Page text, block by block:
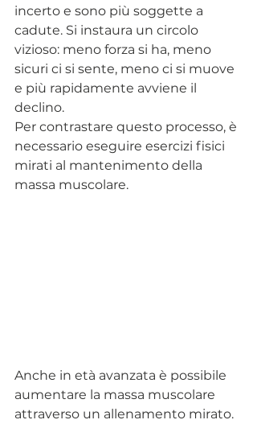
incerto e sono più soggette a
cadute. Si instaura un circolo
vizioso: meno forza si ha, meno
sicuri ci si sente, meno ci si muove
e più rapidamente avviene il
declino.
Per contrastare questo processo, è
necessario eseguire esercizi fisici
mirati al mantenimento della
massa muscolare.
Anche in età avanzata è possibile
aumentare la massa muscolare
attraverso un allenamento mirato.